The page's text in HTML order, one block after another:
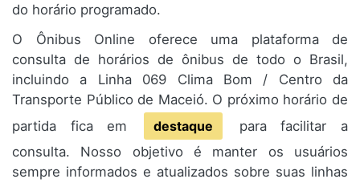
do horário programado.
O Ônibus Online oferece uma plataforma de
consulta de horários de ônibus de todo o Brasil,
incluindo a Linha 069 Clima Bom / Centro da
Transporte Público de Maceió. O próximo horário de
partida fica em
destaque
para facilitar a
consulta. Nosso objetivo é manter os usuários
sempre informados e atualizados sobre suas linhas